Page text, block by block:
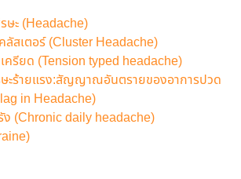
ษะ (Headache)
ลัสเตอร์ (Cluster Headache)
ครียด (Tension typed headache)
ะร้ายแรง:สัญญาณอันตรายของอาการปวด
in Headache)
ง (Chronic daily headache)